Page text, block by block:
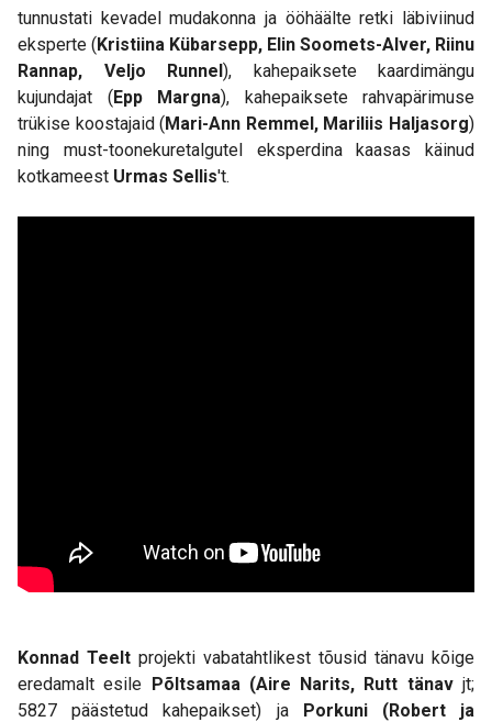
tunnustati kevadel mudakonna ja ööhäälte retki läbiviinud
eksperte (Kristiina Kübarsepp, Elin Soomets-Alver, Riinu
Rannap, Veljo Runnel), kahepaiksete kaardimängu
kujundajat (Epp Margna), kahepaiksete rahvapärimuse
trükise koostajaid (Mari-Ann Remmel, Mariliis Haljasorg)
ning must-toonekuretalgutel eksperdina kaasas käinud
kotkameest Urmas Sellis't.
Konnad Teelt projekti vabatahtlikest tõusid tänavu kõige
eredamalt esile Põltsamaa (Aire Narits, Rutt tänavjt;
5827 päästetud kahepaikset) ja Porkuni (Robert ja